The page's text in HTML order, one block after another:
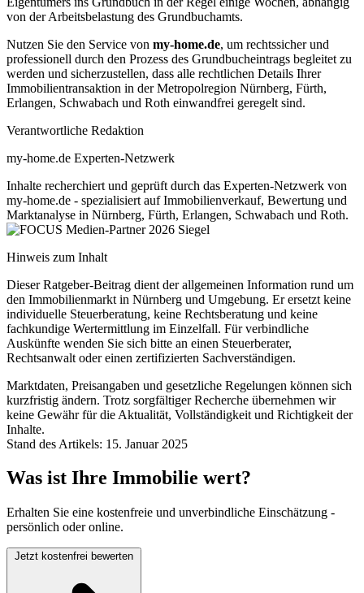
von der Arbeitsbelastung des Grundbuchamts.
Nutzen Sie den Service von my-home.de, um rechtssicher und
professionell durch den Prozess des Grundbucheintrags begleitet zu
werden und sicherzustellen, dass alle rechtlichen Details Ihrer
Immobilientransaktion in der Metropolregion Nürnberg, Fürth,
Erlangen, Schwabach und Roth einwandfrei geregelt sind.
Verantwortliche Redaktion
my-home.de Experten-Netzwerk
Inhalte recherchiert und geprüft durch das Experten-Netzwerk von
my-home.de - spezialisiert auf Immobilienverkauf, Bewertung und
Marktanalyse in Nürnberg, Fürth, Erlangen, Schwabach und Roth.
Hinweis zum Inhalt
Dieser Ratgeber-Beitrag dient der allgemeinen Information rund um
den Immobilienmarkt in Nürnberg und Umgebung. Er ersetzt keine
individuelle Steuerberatung, keine Rechtsberatung und keine
fachkundige Wertermittlung im Einzelfall. Für verbindliche
Auskünfte wenden Sie sich bitte an einen Steuerberater,
Rechtsanwalt oder einen zertifizierten Sachverständigen.
Marktdaten, Preisangaben und gesetzliche Regelungen können sich
kurzfristig ändern. Trotz sorgfältiger Recherche übernehmen wir
keine Gewähr für die Aktualität, Vollständigkeit und Richtigkeit der
Inhalte.
Stand des Artikels: 15. Januar 2025
Was ist Ihre Immobilie wert?
Erhalten Sie eine kostenfreie und unverbindliche Einschätzung -
persönlich oder online.